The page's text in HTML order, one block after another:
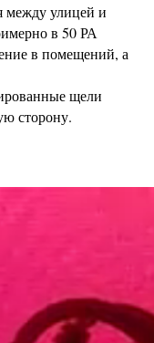
между улицей и
в 50 РА
в помещений, а
щели
сторону.